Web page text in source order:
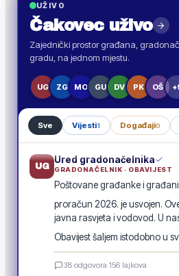
UŽIVO
Čakovecuživo
Zajednički prostor građana,
gradu, na jednom mjestu.
UG ZG MO GU DV PK OŠ
Sve Vijesti1 Događaji0
UG
Ured gradonačelnika
GRADONAČELNIK · OBAVIJEST
Poštovane građanke i
proračun 2026. je usvojen.
javna rasvjeta i vodovod. U
Obavijest šaljem istodobno u
GRADSKA OBAVIJEST
Raspodjela investicija 2026.
38 odgovora·156 lajkova